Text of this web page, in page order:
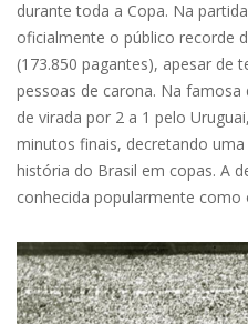
durante toda a Copa. Na
oficialmente o público recorde
(173.850 pagantes), apesar de
pessoas de carona. Na
de virada por 2 a 1 pelo
minutos finais, decretando
história do Brasil em copas. A
conhecida popularmente como